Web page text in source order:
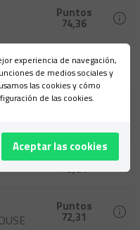
Puntos
74,36
Puntos
74,24
Puntos
73,04
Puntos
72,31
experiencia de navegación,
de medios sociales y
las cookies y cómo
de las cookies.
Aceptar las cookies